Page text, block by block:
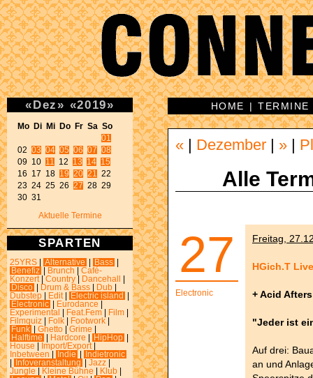
«Dez » «2019»
Mo Di Mi Do Fr Sa So
01
02 03 04 05 06 07 08
09 10 11 12 13 14 15
16 17 18 19 20 21
22
23 24 25 26 27 28 29
30 31
Aktuelle Termine
SPARTEN
25YRS Alternative Bass
Benefiz
Brunch
Café-
Konzert
Country Dancehall
Disco
Drum & Bass Dub
Dubstep
Edit Electric island
Electronic
Eurodance
Experimental
Feat.Fem Film
Filmquiz
Folk Footwork
Funk
Ghetto Grime
Halftime
Hardcore HipHop
House
Import/Export
Inbetween
Indie
Indietronic
Infoveranstaltung Jazz
Jungle
Kleine Bühne Klub
HOME |TERMINE
« Dezember »
Alle
27
Electronic
Freitag,
HGich.T Live
+ Acid
"Jeder ist
Auf drei:
an und